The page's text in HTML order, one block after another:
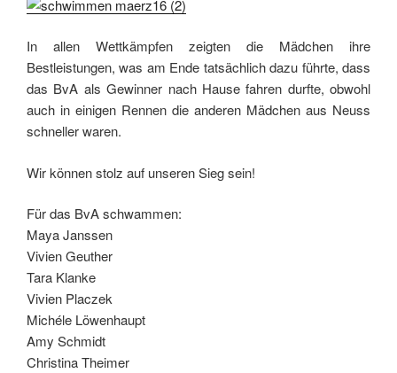
In allen Wettkämpfen zeigten die Mädchen ihre
Bestleistungen, was am Ende tatsächlich dazu führte, dass
das BvA als Gewinner nach Hause fahren durfte, obwohl
auch in einigen Rennen die anderen Mädchen aus Neuss
schneller waren.
Wir können stolz auf unseren Sieg sein!
Für das BvA schwammen:
Maya Janssen
Vivien Geuther
Tara Klanke
Vivien Placzek
Michéle Löwenhaupt
Amy Schmidt
Christina Theimer